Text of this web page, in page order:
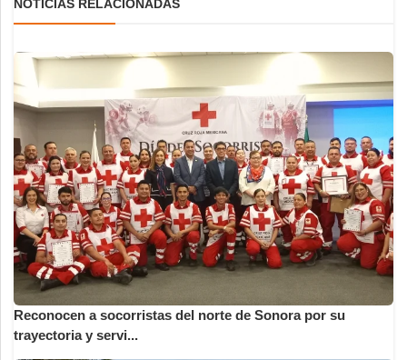
NOTICIAS RELACIONADAS
Reconocen a socorristas del norte de Sonora por su
trayectoria y servi...